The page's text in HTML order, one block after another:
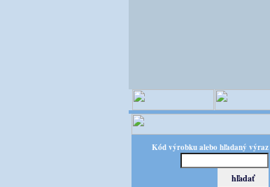
Kód výrobku alebo hľadaný výraz
OPITEC - majster kreatívneho sveta -